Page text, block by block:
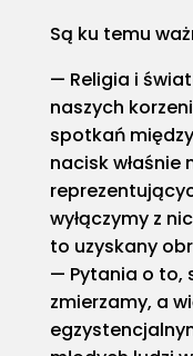
Są ku temu
Religia i
naszych
spotkań
nacisk
wyłączymy z
to uzyskany
Pytania o to,
zmierzamy, a